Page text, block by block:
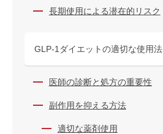
長期使用による潜在的リスク
GLP-1ダイエットの適切な使用法
医師の診断と処方の重要性
副作用を抑える方法
適切な薬剤使用